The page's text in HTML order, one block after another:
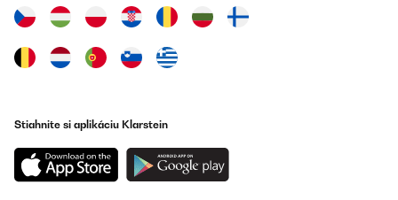
Stiahnite si aplikáciu Klarstein